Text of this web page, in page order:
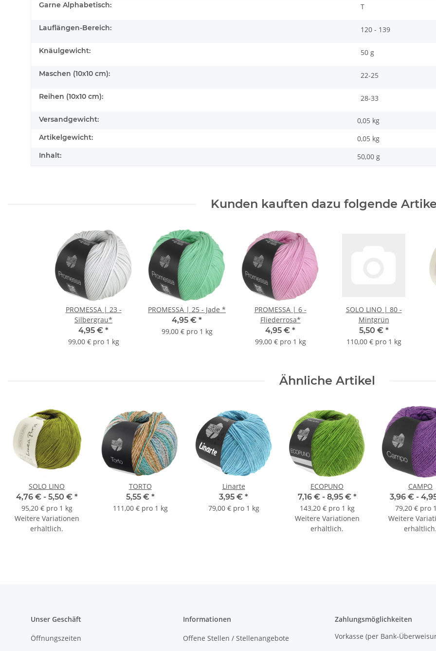
Garne Alphabetisch: T
Lauflängen-Bereich: 120 - 139
Knäulgewicht: 50 g
Maschen (10x10 cm): 22-25
Reihen (10x10 cm): 28-33
Versandgewicht: 0,05 kg
Artikelgewicht: 0,05 kg
Inhalt: 50,00 g
Kunden kauften dazu folgende
PROMESSA | 23 -
Silbergrau*
4,95 € *
99,00 € pro 1 kg
PROMESSA | 25 - Jade *
4,95 € *
99,00 € pro 1 kg
PROMESSA | 6 -
Fliederrosa*
4,95 € *
99,00 € pro 1 kg
SOLO LINO | 80 -
Mintgrün
5,50 € *
110,00 € pro 1 kg
Ähnliche Artikel
SOLO LINO
4,76 € - 5,50 € *
95,20 € pro 1 kg
Weitere Variationen
erhältlich.
TORTO
5,55 € *
111,00 € pro 1 kg
Linarte
3,95 € *
79,00 € pro 1 kg
ECOPUNO
7,16 € - 8,95 € *
143,20 € pro 1 kg
Weitere Variationen
erhältlich.
CAMPO
3,96 € -
79,20 € pro
Weitere
Unser Geschäft
Öffnungszeiten
Informationen
Offene Stellen / Stellenangebote
Zahlungsmöglichkeiten
Vorkasse (per Bank-